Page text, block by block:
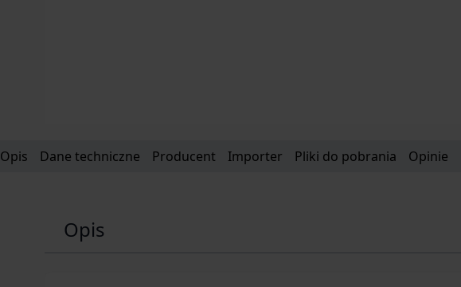
Opis Dane techniczne Producent Importer Pliki do pobrania Opinie
Opis